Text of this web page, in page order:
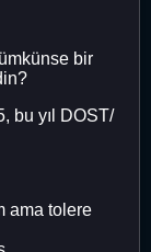
bir
bu yıl DOST/
ama tolere